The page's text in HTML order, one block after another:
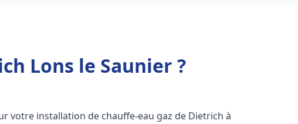
Lons le Saunier ?
votre installation de chauffe-eau gaz de Dietrich à